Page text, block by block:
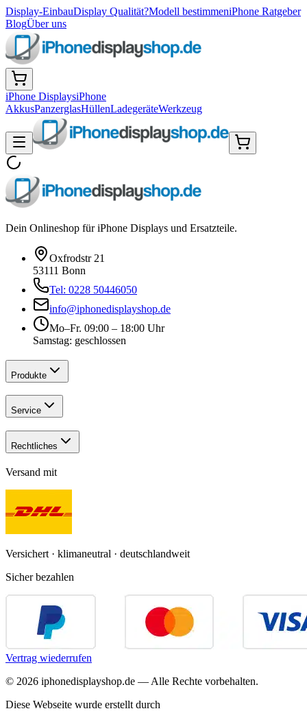
Display-EinbauDisplay Qualität?Modell bestimmeniPhone Ratgeber
BlogÜber uns
iPhone DisplaysiPhone
AkkusPanzerglasHüllenLadegeräteWerkzeug
Dein Onlineshop für iPhone Displays und Ersatzteile.
Oxfrodstr 21
53111 Bonn
Tel: 0228 50446050
info@iphonedisplayshop.de
Mo–Fr. 09:00 – 18:00 Uhr
Samstag: geschlossen
Produkte
Service
Rechtliches
Versand mit
Versichert · klimaneutral · deutschlandweit
Sicher bezahlen
Vertrag wiederrufen
© 2026 iphonedisplayshop.de — Alle Rechte vorbehalten.
Diese Webseite wurde erstellt durch